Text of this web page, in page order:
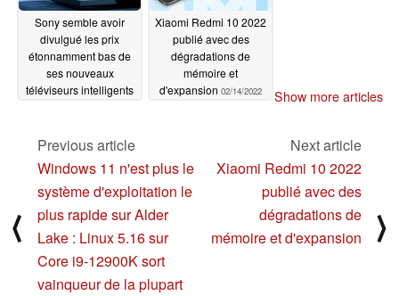
Sony semble avoir
divulgué les prix
étonnamment bas de
ses nouveaux
téléviseurs intelligents
Xiaomi Redmi 10 2022
publié avec des
dégradations de
mémoire et
d'expansion 02/14/2022 Show more articles
⟨
Previous article
Windows 11 n'est plus le
système d'exploitation le
plus rapide sur Alder
Lake : Linux 5.16 sur
Core i9-12900K sort
vainqueur de la plupart
Next article
Xiaomi Redmi 10 2022
publié avec des
dégradations de
mémoire et d'expansion
⟩